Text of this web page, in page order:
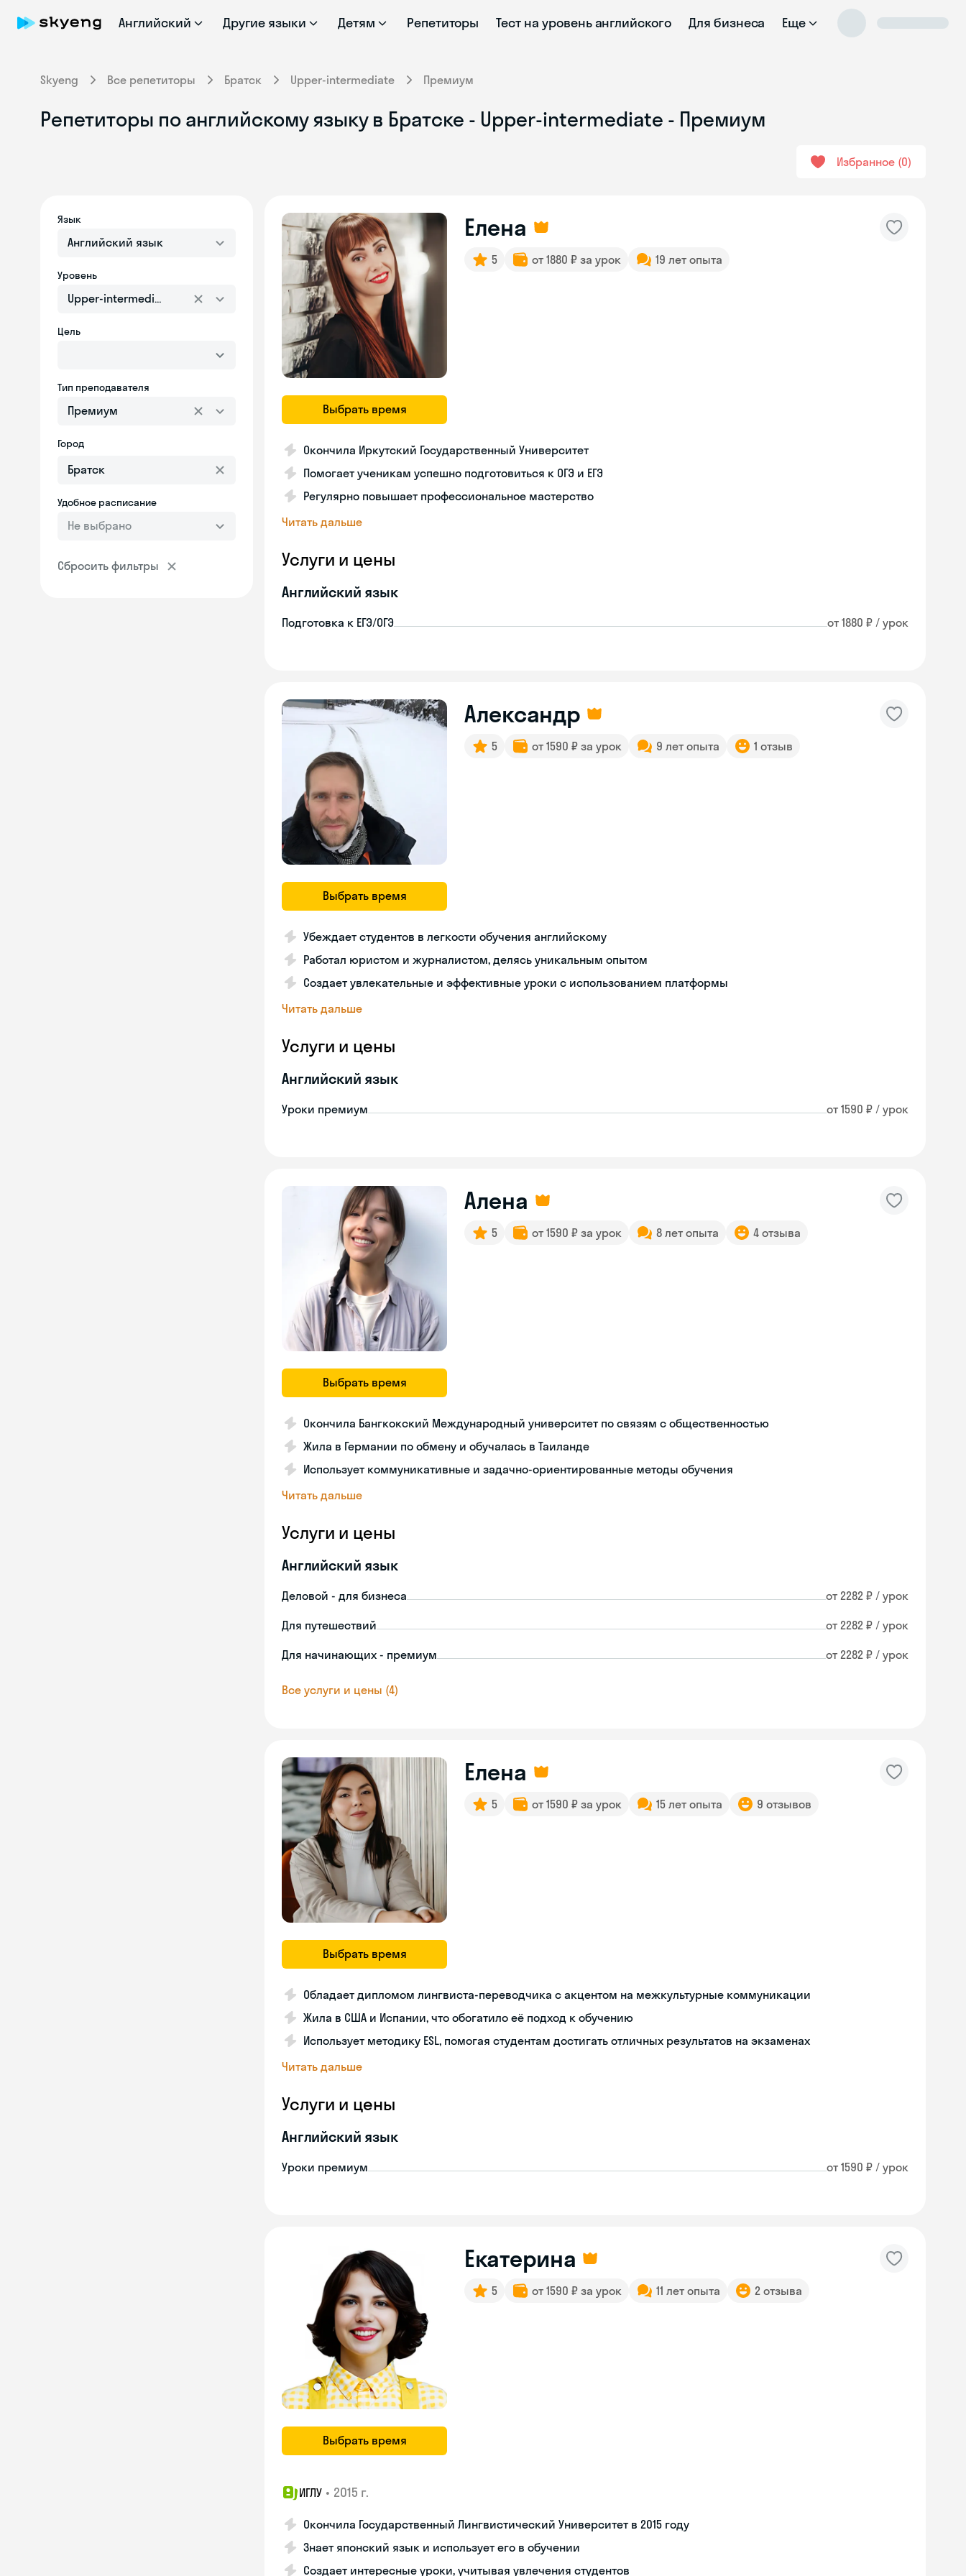
Английский Другие языки Детям Репетиторы Тест на уровень английского Для бизнеса Еще
Skyeng Все репетиторы Братск Upper-intermediate Премиум
Репетиторы по английскому языку в Братске - Upper-intermediate - Премиум
Избранное 0
Язык
Английский язык
Уровень
Upper-intermediate
Цель
Тип преподавателя
Премиум
Город
Удобное расписание
Не выбрано
Сбросить фильтры
Выбрать время
Елена
5 от 1880 ₽ за урок 19 лет опыта
Окончила Иркутский Государственный Университет
Помогает ученикам успешно подготовиться к ОГЭ и ЕГЭ
Регулярно повышает профессиональное мастерство
Читать дальше
Услуги и цены
Английский язык
Подготовка к ЕГЭ/ОГЭ от 1880 ₽ / урок
Выбрать время
Александр
5 от 1590 ₽ за урок 9 лет опыта 1 отзыв
Убеждает студентов в легкости обучения английскому
Работал юристом и журналистом, делясь уникальным опытом
Создает увлекательные и эффективные уроки с использованием платформы
Читать дальше
Услуги и цены
Английский язык
Уроки премиум от 1590 ₽ / урок
Выбрать время
Алена
5 от 1590 ₽ за урок 8 лет опыта 4 отзыва
Окончила Бангкокский Международный университет по связям с общественностью
Жила в Германии по обмену и обучалась в Таиланде
Использует коммуникативные и задачно-ориентированные методы обучения
Читать дальше
Услуги и цены
Английский язык
Деловой - для бизнеса от 2282 ₽ / урок
Для путешествий от 2282 ₽ / урок
Для начинающих - премиум от 2282 ₽ / урок
Все услуги и цены (4)
Выбрать время
Елена
5 от 1590 ₽ за урок 15 лет опыта 9 отзывов
Обладает дипломом лингвиста-переводчика с акцентом на межкультурные коммуникации
Жила в США и Испании, что обогатило её подход к обучению
Использует методику ESL, помогая студентам достигать отличных результатов на экзаменах
Читать дальше
Услуги и цены
Английский язык
Уроки премиум от 1590 ₽ / урок
Выбрать время
Екатерина
5 от 1590 ₽ за урок 11 лет опыта 2 отзыва
ИГЛУ • 2015 г.
Окончила Государственный Лингвистический Университет в 2015 году
Знает японский язык и использует его в обучении
Создает интересные уроки, учитывая увлечения студентов